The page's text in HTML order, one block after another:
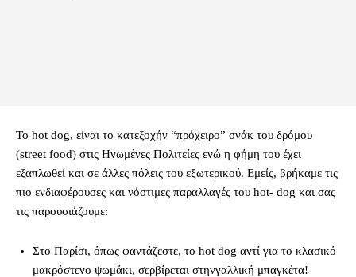
Το hot dog, είναι το κατεξοχήν “πρόχειρο” σνάκ του δρόμου
(street food) στις Ηνωμένες Πολιτείες ενώ η φήμη του έχει
εξαπλωθεί και σε άλλες πόλεις του εξωτερικού. Εμείς, βρήκαμε τις
πιο ενδιαφέρουσες και νόστιμες παραλλαγές του hot- dog και σας
τις παρουσιάζουμε:
Στο Παρίσι, όπως φαντάζεστε, το hot dog αντί για το κλασικό
μακρόστενο ψωμάκι, σερβίρεται στηνγαλλική μπαγκέτα!